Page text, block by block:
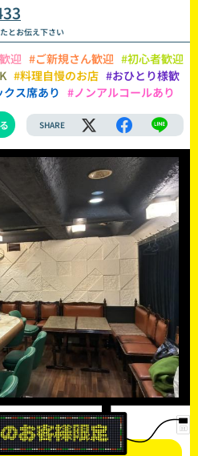
とお伝え下さい
迎 #ご新規さん歓迎 #初心者歓迎
#料理自慢のお店 #おひとり様歓
クス席あり #ノンアルコールあり
SHARE